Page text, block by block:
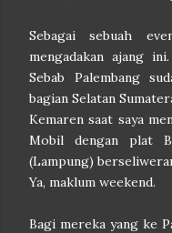
Sebagai sebuah
mengadakan ajang
Sebab Palembang
bagian Selatan
Kemaren saat saya
Mobil dengan plat
(Lampung)
Ya, maklum weekend.
Bagi mereka yang ke